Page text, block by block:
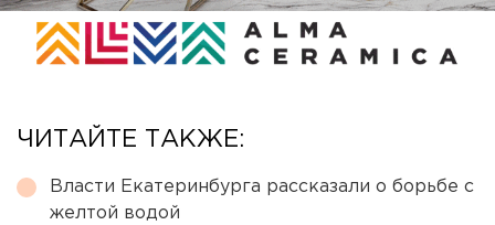
ЧИТАЙТЕ ТАКЖЕ:
Власти Екатеринбурга рассказали о борьбе с
желтой водой